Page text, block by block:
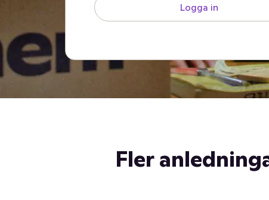
Logga in
Fler